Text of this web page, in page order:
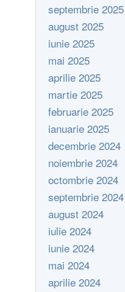
septembrie 2025
august 2025
iunie 2025
mai 2025
aprilie 2025
martie 2025
februarie 2025
ianuarie 2025
decembrie 2024
noiembrie 2024
octombrie 2024
septembrie 2024
august 2024
iulie 2024
iunie 2024
mai 2024
aprilie 2024